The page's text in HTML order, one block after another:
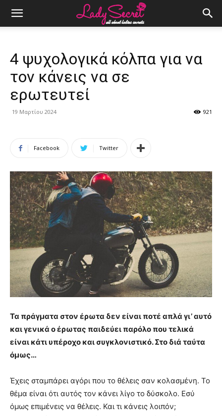
4 ψυχολογικά κόλπα για να
τον κάνεις να σε
ερωτευτεί
19 Μαρτίου 2024 921
Facebook Twitter
Τα πράγματα στον έρωτα δεν είναι ποτέ απλά γι’ αυτό
και γενικά ο έρωτας παιδεύει παρόλο που τελικά
είναι κάτι υπέροχο και συγκλονιστικό. Στο διά ταύτα
όμως…
Έχεις σταμπάρει αγόρι που το θέλεις σαν κολασμένη. Το
θέμα είναι ότι αυτός τον κάνει λίγο το δύσκολο. Εσύ
όμως επιμένεις να θέλεις. Και τι κάνεις λοιπόν;